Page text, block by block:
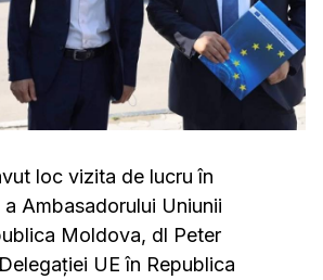
loc vizita de lucru în
Ambasadorului Uniunii
Moldova, dl Peter
UE în Republica